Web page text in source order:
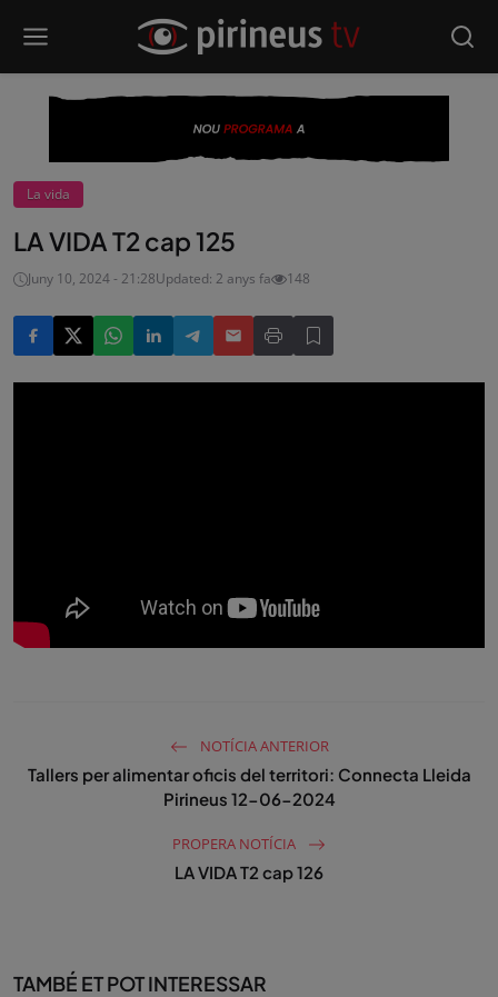
La vida
LA VIDA T2 cap 125
Juny 10, 2024 - 21:28Updated: 2 anys fa 148
NOTÍCIA ANTERIOR
Tallers per alimentar oficis del territori: Connecta Lleida
Pirineus 12-06-2024
PROPERA NOTÍCIA
LA VIDA T2 cap 126
TAMBÉ ET POT INTERESSAR